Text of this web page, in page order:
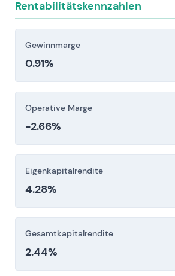
Standards) können zu
Beschaffungsunterbrechungen,
Reputationsschäden und
Rentabilitätskennzahlen
Gewinnmarge
0.91%
Operative Marge
-2.66%
Eigenkapitalrendite
4.28%
Gesamtkapitalrendite
2.44%